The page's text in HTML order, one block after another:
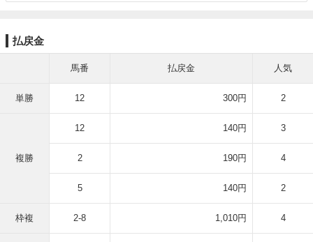
払戻金
馬番 払戻金 人気
単勝 12 300円 2
複勝
12 140円 3
2 190円 4
5 140円 2
枠複 2-8 1,010円 4